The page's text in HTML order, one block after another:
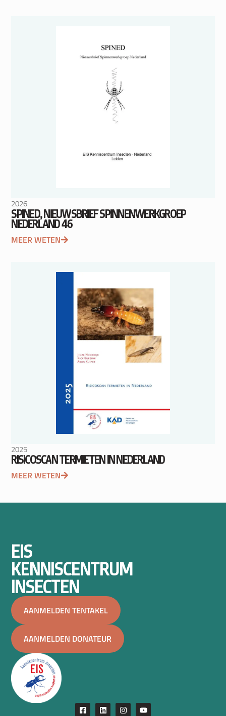
2026
SPINED, NIEUWSBRIEF SPINNENWERKGROEP
NEDERLAND 46
MEER WETEN
2025
RISICOSCAN TERMIETEN IN NEDERLAND
MEER WETEN
EIS
KENNISCENTRUM
INSECTEN
AANMELDEN TENTAKEL
AANMELDEN DONATEUR